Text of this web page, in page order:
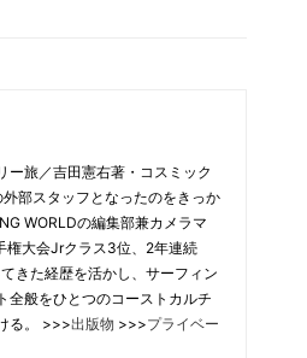
ー旅／吉田憲右著・コスミック
部スタッフとなったのをきっか
WORLDの編集部兼カメラマ
権大会Jrクラス3位、2年連続
きた経歴を活かし、サーフィン
全般をひとつのコーストカルチ
る。 >>>出版物 >>>プライベー